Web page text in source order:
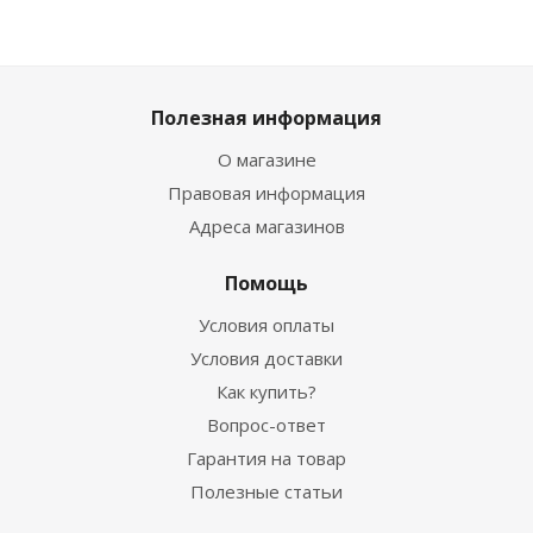
Полезная информация
О магазине
Правовая информация
Адреса магазинов
Помощь
Условия оплаты
Условия доставки
Как купить?
Вопрос-ответ
Гарантия на товар
Полезные статьи